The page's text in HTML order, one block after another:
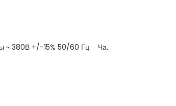
~ 380В +/-15% 50/60 Гц. Ча..